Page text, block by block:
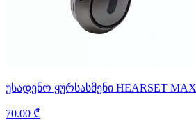
უსადენო ყურსასმენი HEARSET MAX
70.00 ₾